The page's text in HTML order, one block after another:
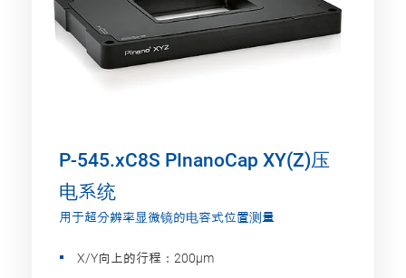
P-545.xC8S PInanoCap XY(Z)压
电系统
用于超分辨率显微镜的电容式位置测量
X/Y向上的行程：200µm